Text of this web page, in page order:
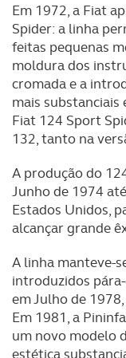
Em 1972, a Fiat
Spider: a linha
feitas pequenas
moldura dos
cromada e a
mais
Fiat 124 Sport
132, tanto na
A produção do
Junho de 1974
Estados Unidos,
alcançar grande
A linha manteve-
introduzidos
em Julho de
Em 1981, a
um novo modelo
estética